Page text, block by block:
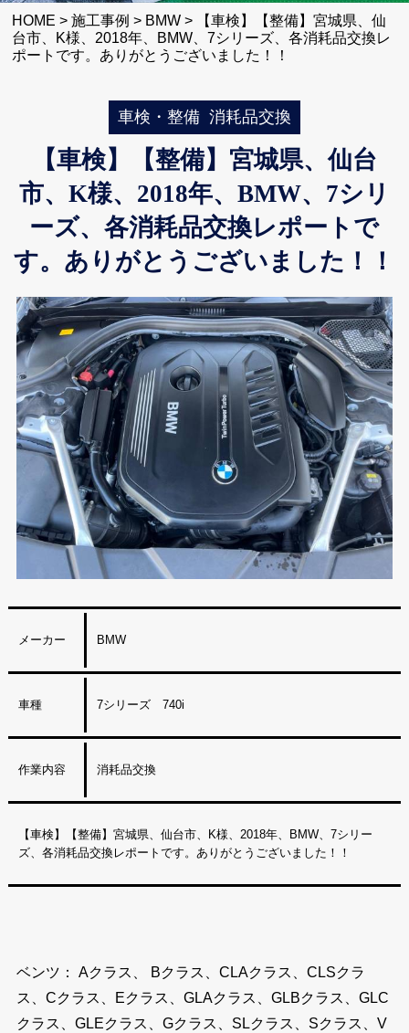
HOME >施工事例 > BMW >
【車検】【整備】宮城県、仙
台市、K様、2018年、BMW、7シリーズ、各消耗品交換レ
ポートです。ありがとうございました！！
車検・整備 消耗品交換
【車検】【整備】宮城県、仙台
市、K様、2018年、BMW、7シリ
ーズ、各消耗品交換レポートで
す。ありがとうございました！！
メーカー BMW
車種 7シリーズ 740i
作業内容 消耗品交換
【車検】【整備】宮城県、仙台市、K様、2018年、BMW、7シリー
ズ、各消耗品交換レポートです。ありがとうございました！！
ベンツ： Aクラス、 Bクラス、CLAクラス、CLSクラ
ス、Cクラス、Eクラス、GLAクラス、GLBクラス、GLC
クラス、GLEクラス、Gクラス、SLクラス、Sクラス、V